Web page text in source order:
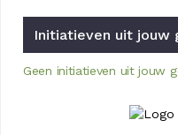
Initiatieven uit jouw
Geen initiatieven uit jouw